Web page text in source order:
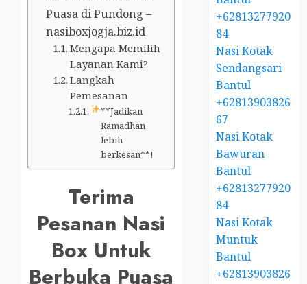
Puasa di Pundong –
nasiboxjogja.biz.id
Mengapa Memilih
Layanan Kami?
Langkah
Pemesanan
**Jadikan
Ramadhan
lebih
berkesan**!
Terima
Pesanan Nasi
Box Untuk
Berbuka Puasa
+62813277920
84
Nasi Kotak
Sendangsari
Bantul
+62813903826
67
Nasi Kotak
Bawuran
Bantul
+62813277920
84
Nasi Kotak
Muntuk
Bantul
+62813903826